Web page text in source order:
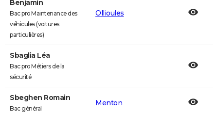
Benjamin
Bac pro Maintenance des
véhicules (voitures
particulières)
Ollioules
Sbaglia Léa
Bac pro Métiers de la
sécurité
Sbeghen Romain
Bac général
Menton